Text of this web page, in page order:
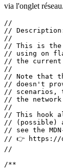
Bien sûr, vous
DevTools de
via l'onglet
//
//
//
// This is the
// using on
// the current
//
// Note that
// doesn't
// scenarios,
// the
//
// This hook
// (possible)
// see the
// 👉 https://